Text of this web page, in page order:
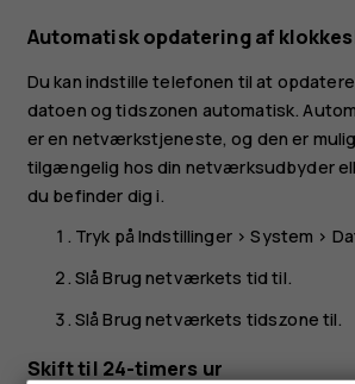
Automatisk opdatering af
Du kan indstille telefonen til at
datoen og tidszonen automatisk.
er en netværkstjeneste, og den er
tilgængelig hos din netværksudbyder
du befinder dig i.
Tryk påIndstillinger>System >
SlåBrug netværkets tid til.
SlåBrug netværkets tidszone til.
Skift til 24-timers ur